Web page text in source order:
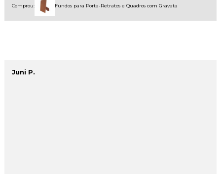
Comprou: Fundos para Porta-Retratos e Quadros com Gravata
Juni P.